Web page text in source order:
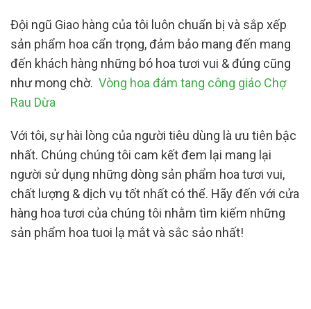
Đội ngũ Giao hàng của tôi luôn chuẩn bị và sắp xếp
sản phẩm hoa cẩn trọng, đảm bảo mang đến mang
đến khách hàng những bó hoa tươi vui & đúng cũng
như mong chờ. Vòng hoa đám tang công giáo Chợ
Rau Dừa
Với tôi, sự hài lòng của người tiêu dùng là ưu tiên bậc
nhất. Chúng chúng tôi cam kết đem lại mang lại
người sử dụng những dòng sản phẩm hoa tươi vui,
chất lượng & dịch vụ tốt nhất có thể. Hãy đến với cửa
hàng hoa tươi của chúng tôi nhằm tìm kiếm những
sản phẩm hoa tuoi lạ mắt và sắc sảo nhất!